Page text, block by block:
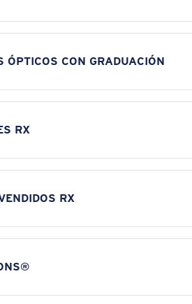
ÓPTICOS CON GRADUACIÓN
RX
RX